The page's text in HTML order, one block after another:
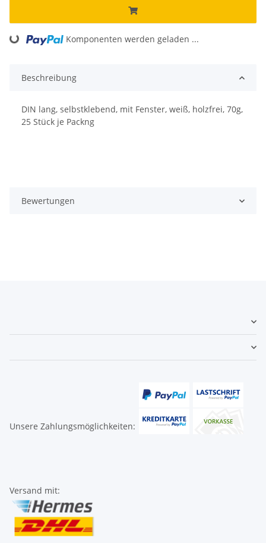
Loading... Komponenten werden geladen ...
Beschreibung
DIN lang, selbstklebend, mit Fenster, weiß, holzfrei, 70g,
25 Stück je Packng
Bewertungen
Unsere Zahlungsmöglichkeiten:
Versand mit: